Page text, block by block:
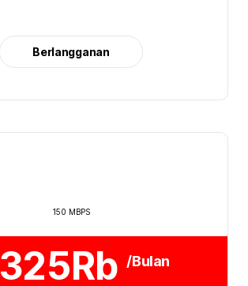
Berlangganan
150 MBPS
325Rb /Bulan